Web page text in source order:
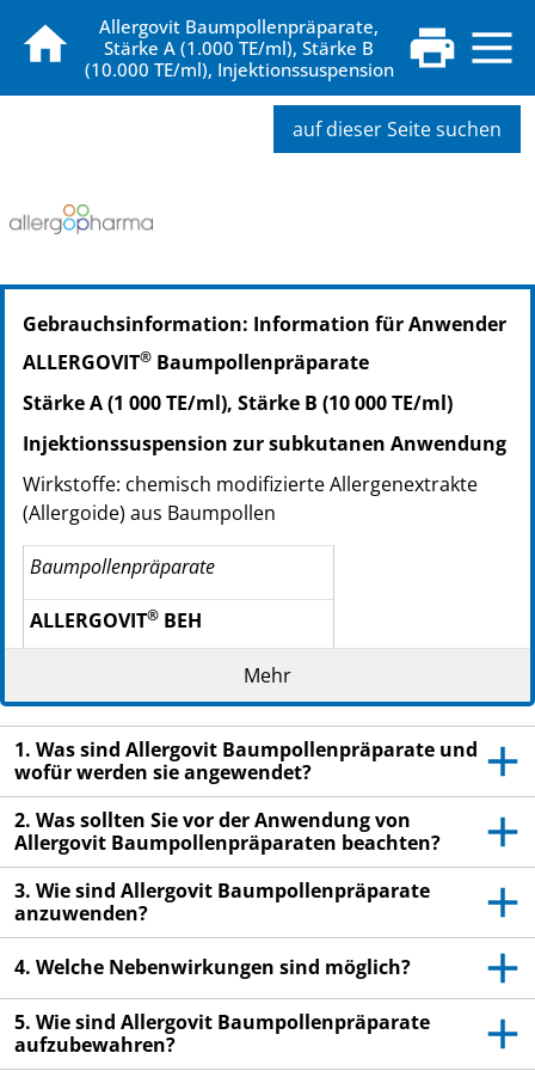
Allergovit Baumpollenpräparate,
Stärke A (1.000 TE/ml), Stärke B
(10.000 TE/ml), Injektionssuspension
auf dieser Seite suchen
Gebrauchsinformation: Information für Anwender
ALLERGOVIT® Baumpollenpräparate
Stärke A (1 000 TE/ml), Stärke B (10 000 TE/ml)
Injektionssuspension zur subkutanen Anwendung
Wirkstoffe: chemisch modifizierte Allergenextrakte
(Allergoide) aus Baumpollen
Baumpollenpräparate
ALLERGOVIT® BEH
115 Erle 30 %
129 Hasel 35 %
ALLERGOVIT BI
108 Bir­ke 100 %
ALLERGOVIT®
129 Hasel 100 %
®
115 Erle 100 %
Mehr
1. Was sind Allergovit Baumpollenpräparate und
wofür werden sie angewendet?
2. Was sollten Sie vor der Anwendung von
Allergovit Baumpollenpräparaten beachten?
3. Wie sind Allergovit Baumpollenpräparate
anzuwenden?
4. Welche Nebenwirkungen sind möglich?
5. Wie sind Allergovit Baumpollenpräparate
aufzubewahren?